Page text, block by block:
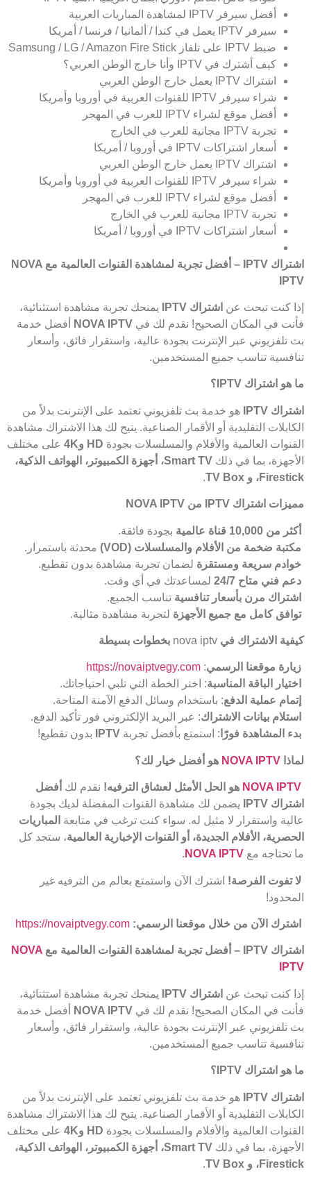
أفضل سيرفر IPTV لمشاهدة المباريات العربية
سيرفر IPTV يعمل في كندا / ألمانيا / فرنسا / أمريكا
ضبط IPTV على تلفاز Samsung / LG / Amazon Fire Stick
كيف أشترك في IPTV وأنا خارج الوطن العربي؟
اشتراك IPTV يعمل خارج الوطن العربي
شراء سيرفر IPTV للقنوات العربية في أوروبا وأمريكا
أفضل موقع لشراء IPTV للعرب في المهجر
تجربة IPTV مجانية للعرب في الخارج
أسعار اشتراكات IPTV في أوروبا / أمريكا
اشتراك IPTV يعمل خارج الوطن العربي
شراء سيرفر IPTV للقنوات العربية في أوروبا وأمريكا
أفضل موقع لشراء IPTV للعرب في المهجر
تجربة IPTV مجانية للعرب في الخارج
أسعار اشتراكات IPTV في أوروبا / أمريكا
اشتراك أفضل تجربة لمشاهدة القنوات العالمية مع NOVA
IPTV
إذا كنت تبحث عن اشتراك
يمنحك تجربة مشاهدة استثنائية،
فأنت في المكان الصحيح! نقدم لك في NOVA IPTV
أفضل خدمة
بث تلفزيوني عبر الإنترنت بجودة عالية، واستقرار فائق، وأسعار
تنافسية تناسب جميع المستخدمين.
ما هو اشتراك ؟
اشتراك
هو خدمة بث تلفزيوني تعتمد على الإنترنت بدلاً من
الكابلات التقليدية أو الأقمار الصناعية. يتيح لك هذا الاشتراك مشاهدة
القنوات العالمية والأفلام والمسلسلات بجودة HD و4K
على مختلف
الأجهزة، بما في ذلك Smart TV، أجهزة الكمبيوتر، الهواتف الذكية،
Firestick، و .
مميزات اشتراك من NOVA IPTV
أكثر من 10,000 قناة عالمية
بجودة فائقة.
مكتبة ضخمة من الأفلام والمسلسلات (VOD)
محدثة باستمرار.
خوادم سريعة ومستقرة لضمان تجربة مشاهدة بدون تقطيع.
دعم فني متاح 24/7
لمساعدتك في أي وقت.
اشتراك مرن بأسعار تنافسية تناسب الجميع.
توافق كامل مع جميع الأجهزة لتجربة مشاهدة مثالية.
كيفية الاشتراك في بخطوات بسيطة
زيارة موقعنا الرسمي:
https://novaiptvegy.com
اختيار الباقة المناسبة: اختر الخطة التي تلبي احتياجاتك.
إتمام عملية الدفع: باستخدام وسائل الدفع الآمنة المتاحة.
استلام بيانات الاشتراك: عبر البريد الإلكتروني فور تأكيد الدفع.
بدء المشاهدة فورًا : استمتع بأفضل تجربة IPTV بدون تقطيع!
لماذا NOVA IPTV هو أفضل خيار لك؟
NOVA IPTV هو الحل الأمثل لعشاق الترفيه! نقدم لك أفضل
اشتراك
يضمن لك مشاهدة القنوات المفضلة لديك بجودة
عالية واستقرار لا مثيل له. سواء كنت ترغب في متابعة المباريات
الحصرية، الأفلام الجديدة، أو القنوات الإخبارية العالمية، ستجد كل
ما تحتاجه مع NOVA IPTV
.
لا تفوت الفرصة! اشترك الآن واستمتع بعالم من الترفيه غير
المحدود!
اشترك الآن من خلال موقعنا الرسمي:
https://novaiptvegy.com
اشتراك أفضل تجربة لمشاهدة القنوات العالمية مع NOVA
IPTV
إذا كنت تبحث عن اشتراك
يمنحك تجربة مشاهدة استثنائية،
فأنت في المكان الصحيح! نقدم لك في NOVA IPTV
أفضل خدمة
بث تلفزيوني عبر الإنترنت بجودة عالية، واستقرار فائق، وأسعار
تنافسية تناسب جميع المستخدمين.
ما هو اشتراك ؟
اشتراك
هو خدمة بث تلفزيوني تعتمد على الإنترنت بدلاً من
الكابلات التقليدية أو الأقمار الصناعية. يتيح لك هذا الاشتراك مشاهدة
القنوات العالمية والأفلام والمسلسلات بجودة HD و4K
على مختلف
الأجهزة، بما في ذلك Smart TV، أجهزة الكمبيوتر، الهواتف الذكية،
Firestick، و .